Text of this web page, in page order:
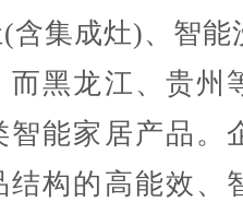
含集成灶)、智能
而黑龙江、贵州
智能家居产品。
结构的高能效、